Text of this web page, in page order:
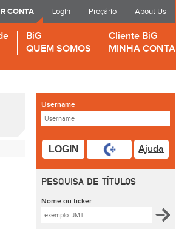
Login Preçário About Us
CONTA
BiG
QUEM SOMOS
Cliente BiG
MINHA CONTA
Username
LOGIN Ajuda
PESQUISA DE TÍTULOS
Nome ou ticker